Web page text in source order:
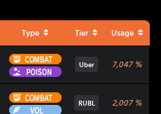
Type Tier Usage
Combat
Poison
Uber 7,047%
Combat
Vol
RUBL 2,007%